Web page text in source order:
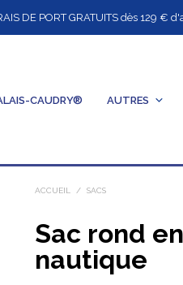
DE PORT GRATUITS dès 129 €
CAUDRY® AUTRES
ACCUEIL / SACS
Sac rond
nautique